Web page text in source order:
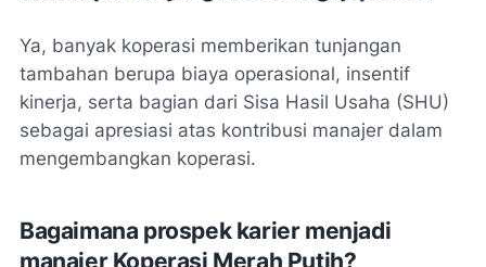
Ya, banyak koperasi memberikan tunjangan
tambahan berupa biaya operasional, insentif
kinerja, serta bagian dari Sisa Hasil Usaha (SHU)
sebagai apresiasi atas kontribusi manajer dalam
mengembangkan koperasi.
Bagaimana prospek karier menjadi
manajer Koperasi Merah Putih?